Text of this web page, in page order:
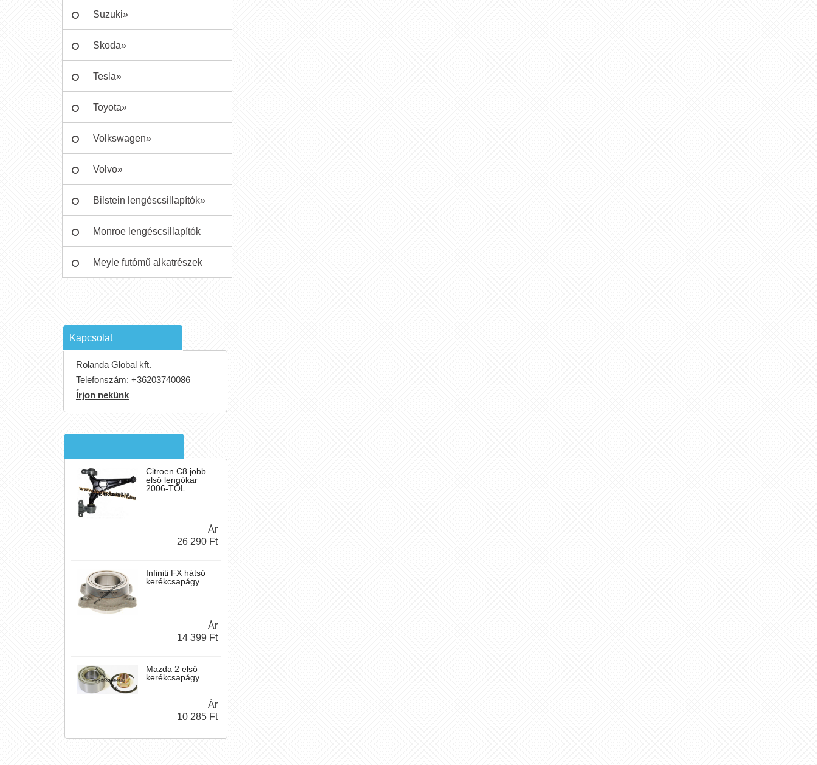
Suzuki»
Skoda»
Tesla»
Toyota»
Volkswagen»
Volvo»
Bilstein lengéscsillapítók»
Monroe lengéscsillapítók
Meyle futómű alkatrészek
Kapcsolat
Rolanda Global kft.
Telefonszám: +36203740086
Írjon nekünk
Citroen C8 jobb
első lengőkar
2006-TÓL
Ár
26 290 Ft
Infiniti FX hátsó
kerékcsapágy
Ár
14 399 Ft
Mazda 2 első
kerékcsapágy
Ár
10 285 Ft